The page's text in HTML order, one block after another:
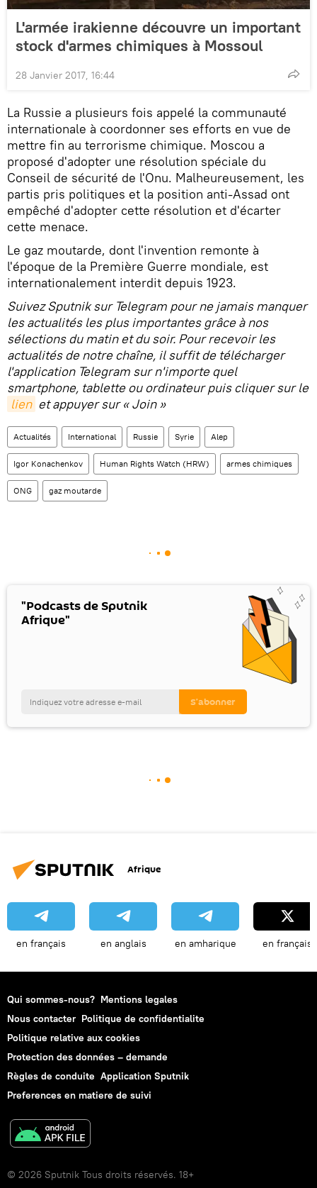
L'armée irakienne découvre un important
stock d'armes chimiques à Mossoul
28 Janvier 2017, 16:44
La Russie a plusieurs fois appelé la communauté
internationale à coordonner ses efforts en vue de
mettre fin au terrorisme chimique. Moscou a
proposé d'adopter une résolution spéciale du
Conseil de sécurité de l'Onu. Malheureusement, les
partis pris politiques et la position anti-Assad ont
empêché d'adopter cette résolution et d'écarter
cette menace.
Le gaz moutarde, dont l'invention remonte à
l'époque de la Première Guerre mondiale, est
internationalement interdit depuis 1923.
Suivez Sputnik sur Telegram pour ne jamais manquer
les actualités les plus importantes grâce à nos
sélections du matin et du soir. Pour recevoir les
actualités de notre chaîne, il suffit de télécharger
l'application Telegram sur n'importe quel
smartphone, tablette ou ordinateur puis cliquer sur le
lien et appuyer sur « Join »
Actualités International Russie Syrie Alep
Igor Konachenkov Human Rights Watch (HRW) armes chimiques
ONG gaz moutarde
"Podcasts de Sputnik
Afrique"
Afrique
en français en anglais en amharique en français
Qui sommes-nous? Mentions legales
Nous contacter Politique de confidentialite
Politique relative aux cookies
Protection des données – demande
Règles de conduite Application Sputnik
Preferences en matiere de suivi
© 2026 Sputnik Tous droits réservés. 18+